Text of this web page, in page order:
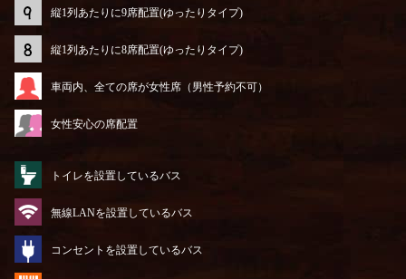
縦1列あたりに9席配置(ゆったりタイプ)
縦1列あたりに8席配置(ゆったりタイプ)
車両内、全ての席が女性席（男性予約不可）
女性安心の席配置
トイレを設置しているバス
無線LANを設置しているバス
コンセントを設置しているバス